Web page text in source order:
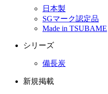
日本製
SGマーク認定品
Made in TSUBAME
シリーズ
備長炭
新規掲載